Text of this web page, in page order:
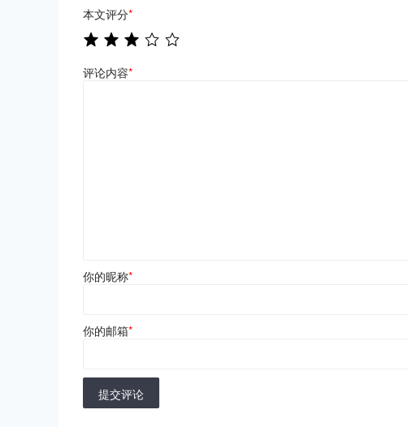
本文评分*
评论内容*
你的昵称*
你的邮箱*
提交评论